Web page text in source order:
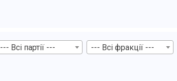
--- Всі партії --- --- Всі фракції ---